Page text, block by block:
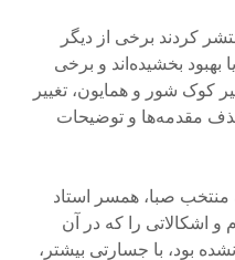
پایور در ویرایشی که از ردیف سنتور صبا در سال ۱۳۷۷ منتشر کردند برخی از دیگر
بخشیده‌اند و برخی
کوک شور و همایون، تغییر
مقدمه‌ها و توضیحات
منتخب صبا، همسر استاد
اشکالاتی را که در آن
بود، با جسارتی بیشتر،